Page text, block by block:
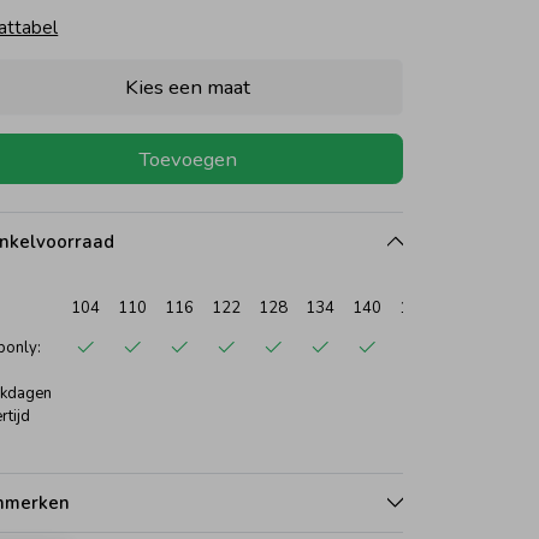
Kies een maat
Toevoegen
104 110 116 122 128 134 140 146